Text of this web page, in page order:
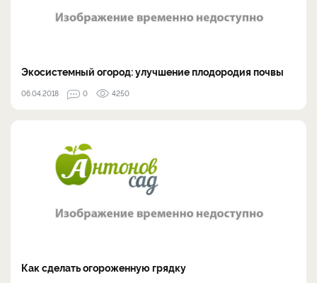
Экосистемный огород: улучшение плодородия почвы
06.04.2018 0 4250
Как сделать огороженную грядку